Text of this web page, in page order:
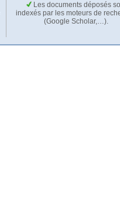
Les documents déposés
indexés par les moteurs de
(Google Scholar,…).